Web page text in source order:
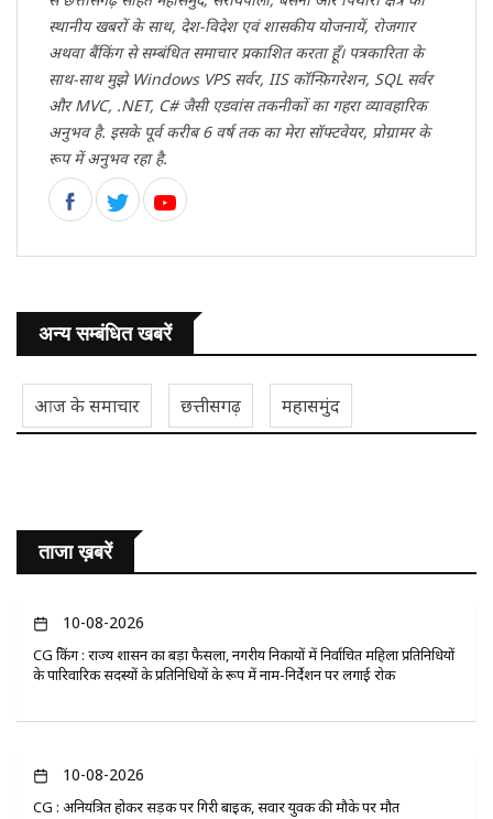
स्थानीय खबरों के साथ, देश-विदेश एवं शासकीय योजनायें, रोजगार
अथवा बैंकिंग से सम्बंधित समाचार प्रकाशित करता हूँ। पत्रकारिता के
साथ-साथ मुझे Windows VPS सर्वर, IIS कॉन्फ़िगरेशन, SQL सर्वर
और MVC, .NET, C# जैसी एडवांस तकनीकों का गहरा व्यावहारिक
अनुभव है. इसके पूर्व करीब 6 वर्ष तक का मेरा सॉफ्टवेयर, प्रोग्रामर के
रूप में अनुभव रहा है.
अन्य सम्बंधित खबरें
आज के समाचार छत्तीसगढ़ महासमुंद
ताजा ख़बरें
10-08-2026
CG ब्रेकिंग : राज्य शासन का बड़ा फैसला, नगरीय निकायों में निर्वाचित महिला प्रतिनिधियों
के पारिवारिक सदस्यों के प्रतिनिधियों के रूप में नाम-निर्देशन पर लगाई रोक
10-08-2026
CG : अनियंत्रित होकर सड़क पर गिरी बाइक, सवार युवक की मौके पर मौत